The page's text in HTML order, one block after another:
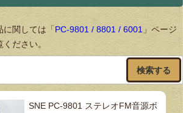
に関しては「PC-9801 / 8801 / 6001 」ページ
ださい。
検索する
SNE PC-9801 ステレオFM音源ボ